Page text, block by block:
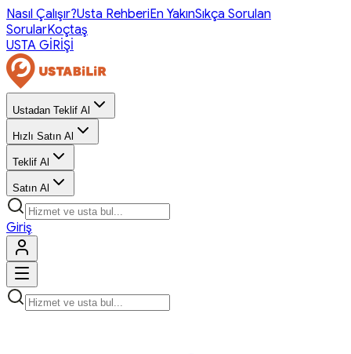
Nasıl Çalışır?Usta RehberiEn YakınSıkça Sorulan
SorularKoçtaş
USTA GİRİŞİ
Ustadan Teklif Al
Hızlı Satın Al
Teklif Al
Satın Al
Giriş